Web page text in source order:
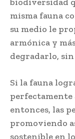
misma fauna
su medio le
armónica y
degradarlo,
Si la fauna
entonces, las
promoviendo
sostenible en